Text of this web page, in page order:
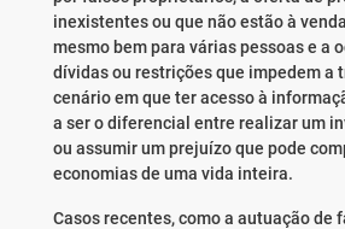
inexistentes ou que não estão à
mesmo bem para várias pessoas e a
dívidas ou restrições que impedem a
cenário em que ter acesso à
a ser o diferencial entre realizar um
ou assumir um prejuízo que pode
economias de uma vida inteira.
Casos recentes, como a autuação de